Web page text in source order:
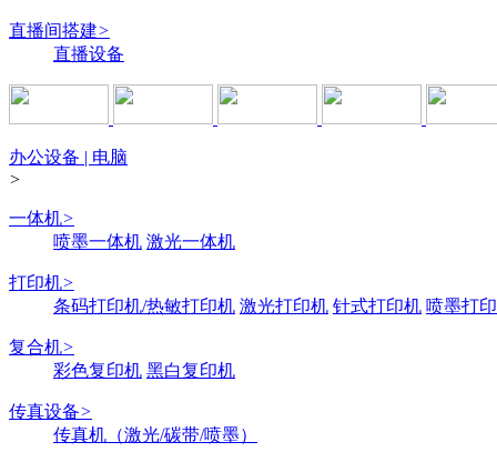
直播间搭建>
直播设备
办公设备 | 电脑
>
一体机>
喷墨一体机 激光一体机
打印机>
条码打印机/热敏打印机 激光打印机 针式打印机 喷墨打
复合机>
彩色复印机 黑白复印机
传真设备>
传真机（激光/碳带/喷墨）